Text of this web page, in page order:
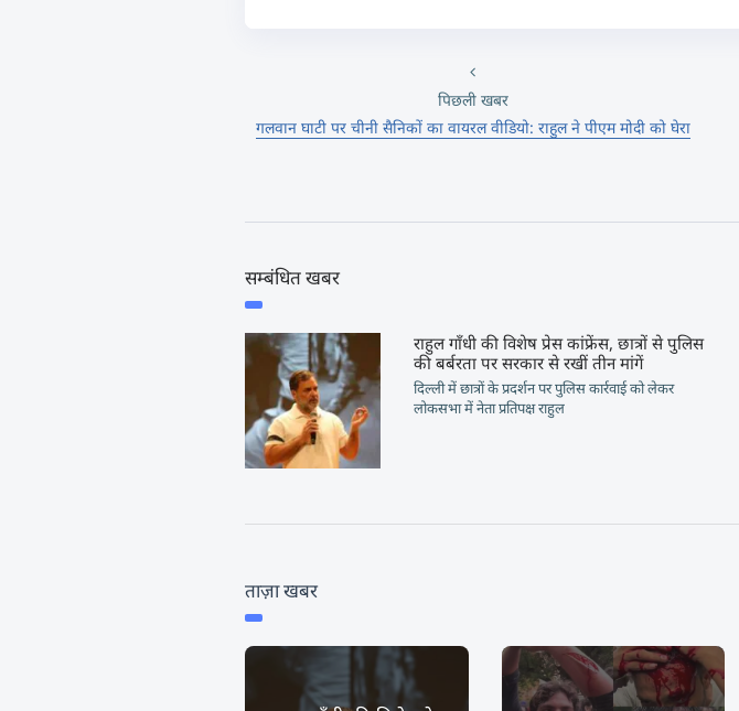
पिछली खबर
गलवान घाटी पर चीनी सैनिकों का वायरल वीडियो: राहुल ने पीएम मोदी को घेरा
सम्बंधित खबर
राहुल गाँधी की विशेष प्रेस कांफ्रेंस, छात्रों से पुलिस
की बर्बरता पर सरकार से रखीं तीन मांगें
दिल्ली में छात्रों के प्रदर्शन पर पुलिस कार्रवाई को लेकर
लोकसभा में नेता प्रतिपक्ष राहुल
ताज़ा खबर